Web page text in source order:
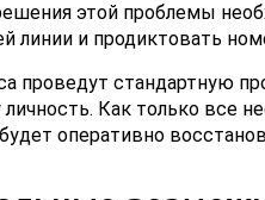
этой проблемы
линии и продиктовать
проведут стандартную
Как только все
оперативно